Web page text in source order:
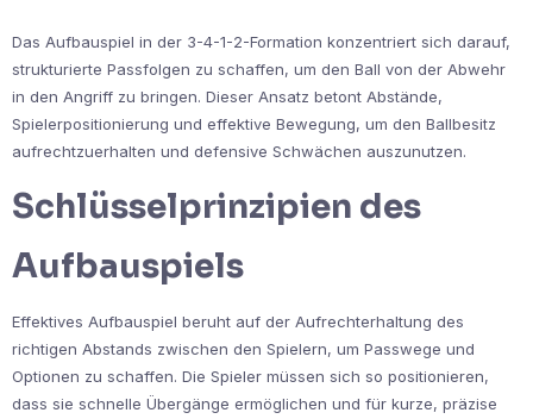
Das Aufbauspiel in der 3-4-1-2-Formation konzentriert sich darauf,
strukturierte Passfolgen zu schaffen, um den Ball von der Abwehr
in den Angriff zu bringen. Dieser Ansatz betont Abstände,
Spielerpositionierung und effektive Bewegung, um den Ballbesitz
aufrechtzuerhalten und defensive Schwächen auszunutzen.
Schlüsselprinzipien des
Aufbauspiels
Effektives Aufbauspiel beruht auf der Aufrechterhaltung des
richtigen Abstands zwischen den Spielern, um Passwege und
Optionen zu schaffen. Die Spieler müssen sich so positionieren,
dass sie schnelle Übergänge ermöglichen und für kurze, präzise